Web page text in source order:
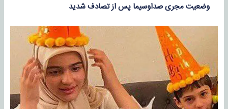
وضعیت مجری صداوسیما پس از تصادف شدید